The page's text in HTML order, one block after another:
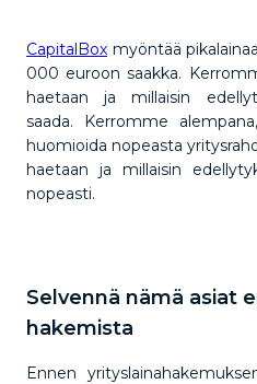
CapitalBox myöntää
000 euroon saakka.
haetaan ja millaisin
saada. Kerromme
huomioida nopeasta
haetaan ja millaisin
nopeasti.
Selvennä nämä asiat
hakemista
Ennen